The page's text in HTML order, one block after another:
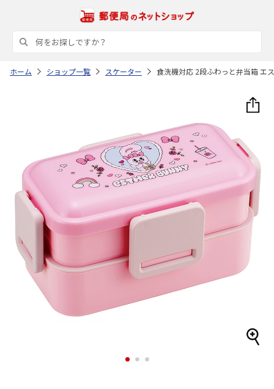
ホーム ショップ一覧 スケーター 食洗機対応 2段ふわっと弁当箱 エ
1 2 3